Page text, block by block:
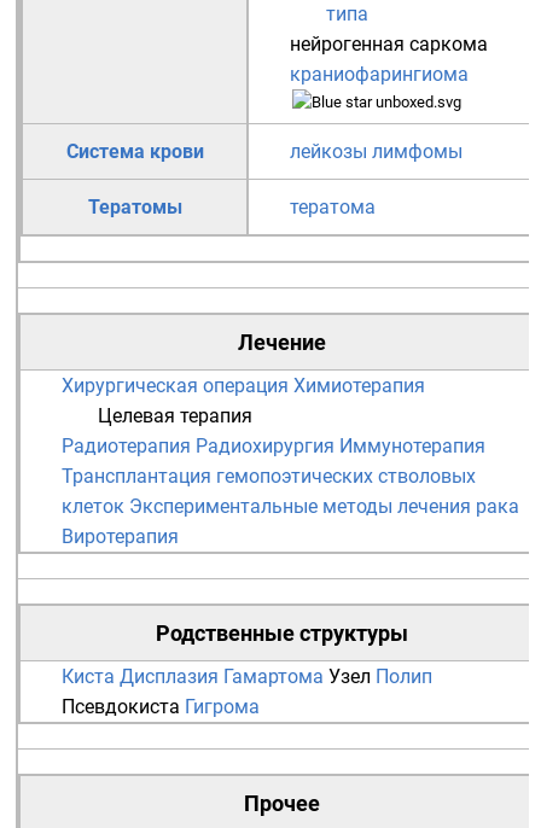
типа
нейрогенная саркома
краниофарингиома
Система крови лейкозы лимфомы
Тератомы тератома
Лечение
Хирургическая операция Химиотерапия
Целевая терапия
Радиотерапия Радиохирургия Иммунотерапия
Трансплантация гемопоэтических стволовых
клеток Экспериментальные методы лечения рака
Виротерапия
Родственные структуры
Киста Дисплазия Гамартома Узел Полип
Псевдокиста Гигрома
Прочее